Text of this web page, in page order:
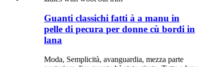
Guanti classichi fatti à a manu in
pelle di pecura per donne cù bordi in
lana
Moda, Semplicità, avanguardia, mezza parte